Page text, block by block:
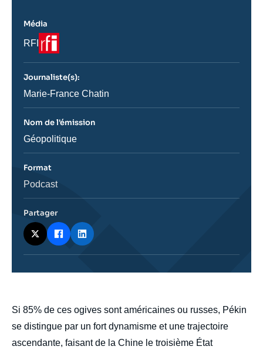
body
Si 85% de ces ogives sont américaines ou russes, Pékin
se distingue par un fort dynamisme et une trajectoire
ascendante, faisant de la Chine le troisième État
Média
Nom
journal,
ou
émission
RFI
Logo
Journaliste(s):
Journaliste
Marie-France Chatin
Nom de l'émission
Nom
Géopolitique
Format
Catégorie
Podcast
Partager